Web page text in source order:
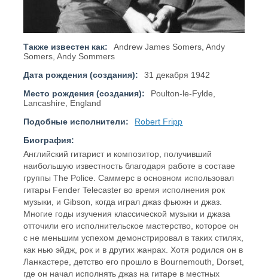
Также известен как:
Andrew James Somers, Andy
Somers, Andy Sommers
Дата рождения (создания):
31 декабря 1942
Место рождения (создания):
Poulton-le-Fylde,
Lancashire, England
Подобные исполнители:
Robert Fripp
Биография:
Английский гитарист и композитор, получивший
наибольшую известность благодаря работе в составе
группы The Police. Саммерс в основном использовал
гитары Fender Telecaster во время исполнения рок
музыки, и Gibson, когда играл джаз фьюжн и джаз.
Многие годы изучения классической музыки и джаза
отточили его исполнительское мастерство, которое он
с не меньшим успехом демонстрировал в таких стилях,
как нью эйдж, рок и в других жанрах. Хотя родился он в
Ланкастере, детство его прошло в Bournemouth, Dorset,
где он начал исполнять джаз на гитаре в местных